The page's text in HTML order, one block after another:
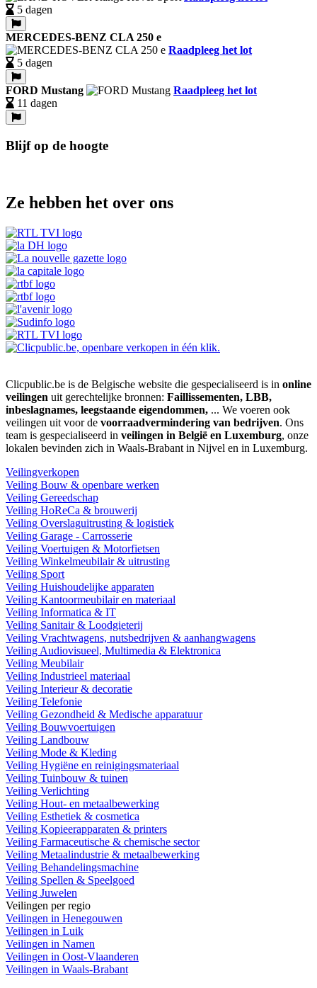
5 dagen
MERCEDES-BENZ CLA 250 e
Raadpleeg het lot
5 dagen
FORD Mustang
Raadpleeg het lot
11 dagen
Blijf op de hoogte
Ze hebben het over ons
Clicpublic.be is de Belgische website die gespecialiseerd is in online
veilingen uit gerechtelijke bronnen: Faillissementen, LBB,
inbeslagnames, leegstaande eigendommen, ... We voeren ook
veilingen uit voor de voorraadvermindering van bedrijven. Ons
team is gespecialiseerd in veilingen in België en Luxemburg, onze
lokalen bevinden zich in Waals-Brabant in Nijvel en in Luxemburg.
Veilingverkopen
Veiling Bouw & openbare werken
Veiling Gereedschap
Veiling HoReCa & brouwerij
Veiling Overslaguitrusting & logistiek
Veiling Garage - Carrosserie
Veiling Voertuigen & Motorfietsen
Veiling Winkelmeubilair & uitrusting
Veiling Sport
Veiling Huishoudelijke apparaten
Veiling Kantoormeubilair en materiaal
Veiling Informatica & IT
Veiling Sanitair & Loodgieterij
Veiling Vrachtwagens, nutsbedrijven & aanhangwagens
Veiling Audiovisueel, Multimedia & Elektronica
Veiling Meubilair
Veiling Industrieel materiaal
Veiling Interieur & decoratie
Veiling Telefonie
Veiling Gezondheid & Medische apparatuur
Veiling Bouwvoertuigen
Veiling Landbouw
Veiling Mode & Kleding
Veiling Hygiëne en reinigingsmateriaal
Veiling Tuinbouw & tuinen
Veiling Verlichting
Veiling Hout- en metaalbewerking
Veiling Esthetiek & cosmetica
Veiling Kopieerapparaten & printers
Veiling Farmaceutische & chemische sector
Veiling Metaalindustrie & metaalbewerking
Veiling Behandelingsmachine
Veiling Spellen & Speelgoed
Veiling Juwelen
Veilingen per regio
Veilingen in Henegouwen
Veilingen in Luik
Veilingen in Namen
Veilingen in Oost-Vlaanderen
Veilingen in Waals-Brabant